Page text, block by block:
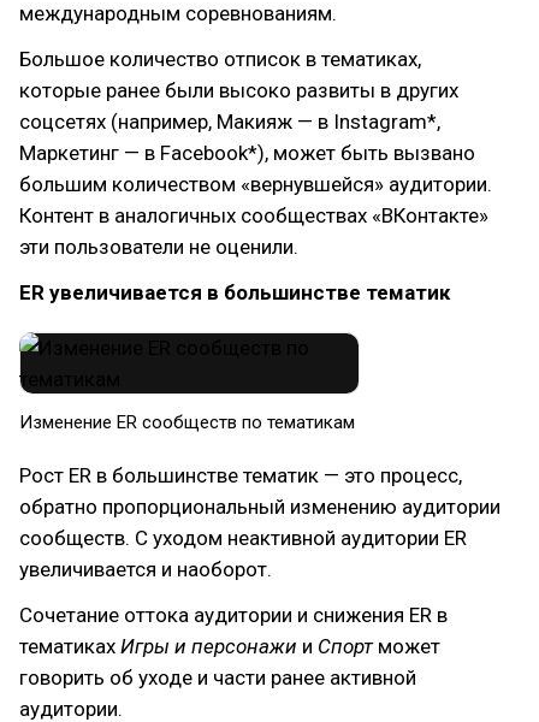
международным соревнованиям.
Большое количество отписок в тематиках,
которые ранее были высоко развиты в других
соцсетях (например, Макияж — в Instagram*,
Маркетинг — в Facebook*), может быть вызвано
большим количеством «вернувшейся» аудитории.
Контент в аналогичных сообществах «ВКонтакте»
эти пользователи не оценили.
ER увеличивается в большинстве тематик
Изменение ER сообществ по тематикам
Рост ER в большинстве тематик — это процесс,
обратно пропорциональный изменению аудитории
сообществ. С уходом неактивной аудитории ER
увеличивается и наоборот.
Сочетание оттока аудитории и снижения ER в
тематиках Игры и персонажи и Спортможет
говорить об уходе и части ранее активной
аудитории.